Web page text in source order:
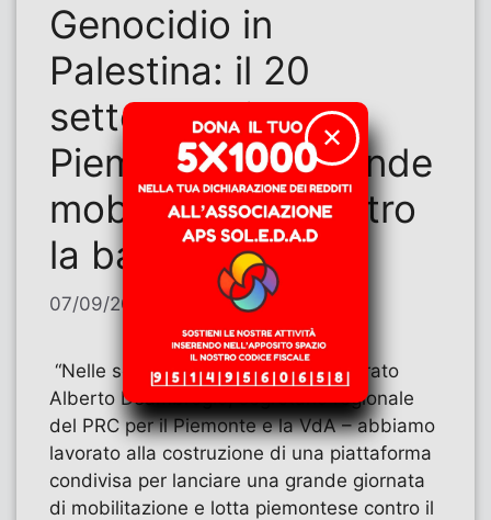
Genocidio in
Palestina: il 20
settembre in
Piemonte una grande
mobilitazione contro
la barbarie
07/09/2025 Alberto Deambrogio
“Nelle scorse settimane – ha dichiarato
Alberto Deambrogio, segretario regionale
del PRC per il Piemonte e la VdA – abbiamo
lavorato alla costruzione di una piattaforma
condivisa per lanciare una grande giornata
di mobilitazione e lotta piemontese contro il
✕